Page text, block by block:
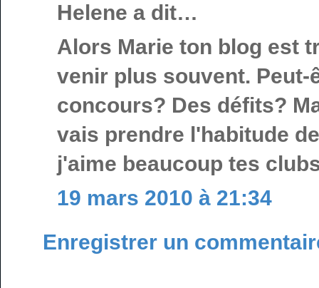
Helene a dit…
Alors Marie ton blog est
venir plus souvent.
concours? Des défits?
vais prendre l'habitude
j'aime beaucoup tes
19 mars 2010 à 21:34
Enregistrer un